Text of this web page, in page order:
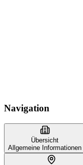
Navigation
Übersicht
Allgemeine Informationen